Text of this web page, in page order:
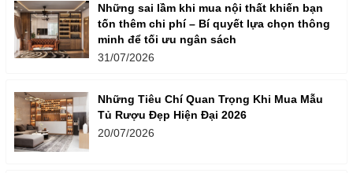
Những sai lầm khi mua nội thất khiến bạn
tốn thêm chi phí – Bí quyết lựa chọn thông
minh để tối ưu ngân sách
31/07/2026
Những Tiêu Chí Quan Trọng Khi Mua Mẫu
Tủ Rượu Đẹp Hiện Đại 2026
20/07/2026